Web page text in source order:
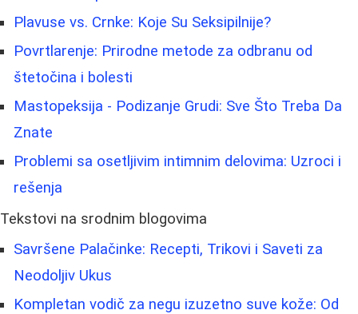
Plavuse vs. Crnke: Koje Su Seksipilnije?
Povrtlarenje: Prirodne metode za odbranu od
štetočina i bolesti
Mastopeksija - Podizanje Grudi: Sve Što Treba Da
Znate
Problemi sa osetljivim intimnim delovima: Uzroci i
rešenja
Tekstovi na srodnim blogovima
Savršene Palačinke: Recepti, Trikovi i Saveti za
Neodoljiv Ukus
Kompletan vodič za negu izuzetno suve kože: Od